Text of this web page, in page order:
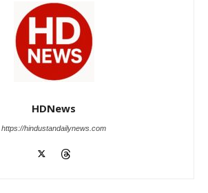
HDNews
https://hindustandailynews.com